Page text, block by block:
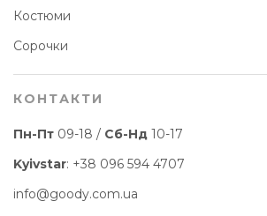
Костюми
Сорочки
КОНТАКТИ
Пн-Пт 09-18 / Сб-Нд 10-17
Kyivstar: +38 096 594 4707
info@goody.com.ua